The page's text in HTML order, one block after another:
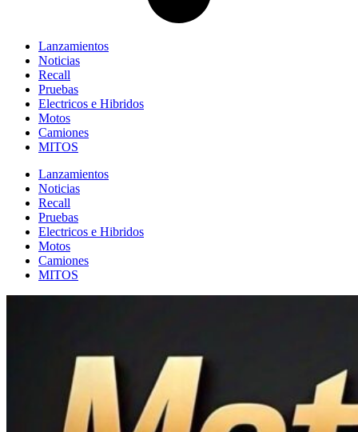
Lanzamientos
Noticias
Recall
Pruebas
Electricos e Hibridos
Motos
Camiones
MITOS
Lanzamientos
Noticias
Recall
Pruebas
Electricos e Hibridos
Motos
Camiones
MITOS